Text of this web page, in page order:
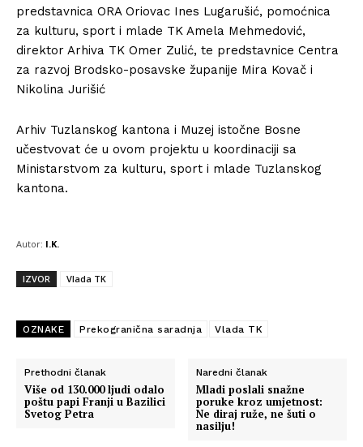
predstavnica ORA Oriovac Ines Lugarušić, pomoćnica
za kulturu, sport i mlade TK Amela Mehmedović,
direktor Arhiva TK Omer Zulić, te predstavnice Centra
za razvoj Brodsko-posavske županije Mira Kovač i
Nikolina Jurišić
Arhiv Tuzlanskog kantona i Muzej istočne Bosne
učestvovat će u ovom projektu u koordinaciji sa
Ministarstvom za kulturu, sport i mlade Tuzlanskog
kantona.
Autor: I.K.
IZVOR Vlada TK
OZNAKE Prekogranična saradnja Vlada TK
Prethodni članak
Više od 130.000 ljudi odalo
poštu papi Franji u Bazilici
Svetog Petra
Naredni članak
Mladi poslali snažne
poruke kroz umjetnost:
Ne diraj ruže, ne šuti o
nasilju!